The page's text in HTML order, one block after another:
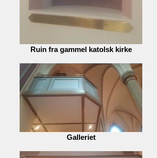
Ruin fra gammel katolsk kirke
Galleriet